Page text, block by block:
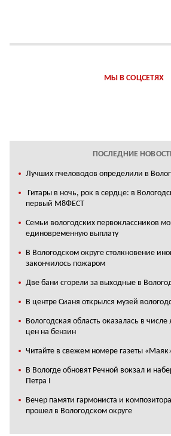
МЫ В СОЦСЕТЯХ
ПОСЛЕДНИЕ
Лучших пчеловодов определили в
Гитары в ночь, рок в сердце: в
первый М8ФЕСТ
Cемьи вологодских первоклассников
единовременную выплату
В Вологодском округе столкновение
закончилось пожаром
Две бани сгорели за выходные в
В центре Сианя открылся музей
Вологодская область оказалась в
цен на бензин
Читайте в свежем номере газеты
В Вологде обновят Речной вокзал и
Петра I
Вечер памяти гармониста и
прошел в Вологодском округе